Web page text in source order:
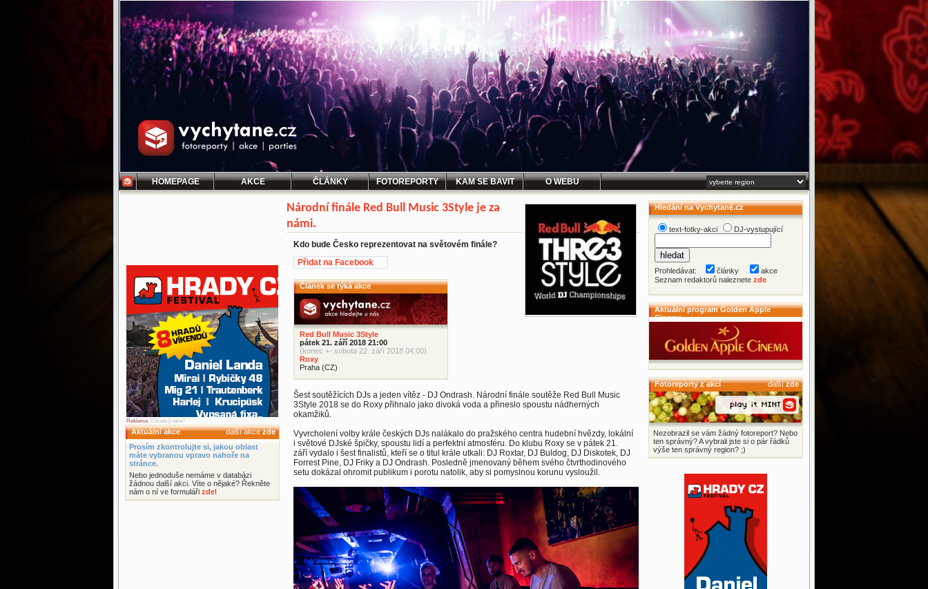
HOMEPAGE AKCE ČLÁNKY FOTOREPORTY KAM SE BAVIT O WEBU
Reklama. Chcete ji také?
Aktuální akce další akcezde
Prosím zkontrolujte si, jakou oblast
máte vybranou vpravo nahoře na
stránce.
Nebo jednoduše nemáme v databázi
žádnou další akci. Víte o nějaké? Řekněte
nám o ní ve formuláři zde!
Národní finále Red Bull Music 3Style je za
námi.
Kdo bude Česko reprezentovat na světovém finále?
Přidat na Facebook
Článek se týká akce
Red Bull Music 3Style
pátek 21. září 2018 21:00
(konec +- sobota 22. září 2018 04:00)
Roxy
Praha (CZ)
Šest soutěžících DJs a jeden vítěz - DJ Ondrash. Národní finále soutěže Red Bull Music
3Style 2018 se do Roxy přihnalo jako divoká voda a přineslo spoustu nádherných
okamžiků.
Vyvrcholení volby krále českých DJs nalákalo do pražského centra hudební hvězdy, lokální
i světové DJské špičky, spoustu lidí a perfektní atmosféru. Do klubu Roxy se v pátek 21.
září vydalo i šest finalistů, kteří se o titul krále utkali: DJ Roxtar, DJ Buldog, DJ Diskotek, DJ
Forrest Pine, DJ Friky a DJ Ondrash. Posledně jmenovaný během svého čtvrthodinového
setu dokázal ohromit publikum i porotu natolik, aby si pomyslnou korunu vysloužil.
Hledání na Vychytané.cz
text-fotky-akci DJ-vystupující
Prohledávat: články
akce
Seznam redaktorů naleznete zde
Aktuální program Golden Apple
Cinema
Fotoreporty z akcí dalšízde
Nezobrazil se vám žádný fotoreport? Nebo
ten správný? A vybrali jste si o pár řádků
výše ten správný region? ;)